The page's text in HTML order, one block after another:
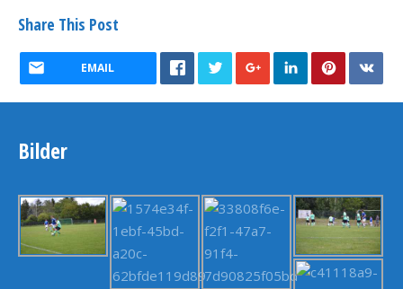
Share This Post
EMAIL
Bilder